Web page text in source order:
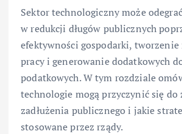
Sektor technologiczny może
w redukcji długów publicznych
efektywności gospodarki,
pracy i generowanie dodatkowych
podatkowych. W tym rozdziale
technologie mogą przyczynić się
zadłużenia publicznego i jakie
stosowane przez rządy.